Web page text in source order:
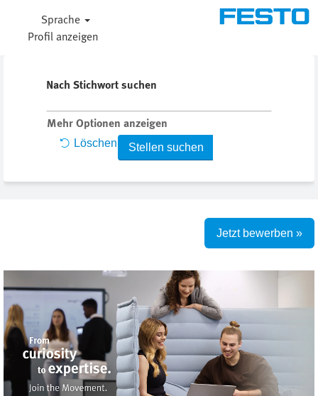
Sprache
Profil anzeigen
Nach Stichwort suchen
Mehr Optionen anzeigen
Löschen
Jetzt bewerben »